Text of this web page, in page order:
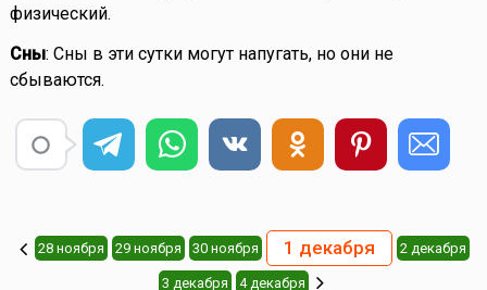
физический.
Сны: Сны в эти сутки могут напугать, но они не
сбываются.
28 ноября 29 ноября 30 ноября 1 декабря 2 декабря
3 декабря 4 декабря